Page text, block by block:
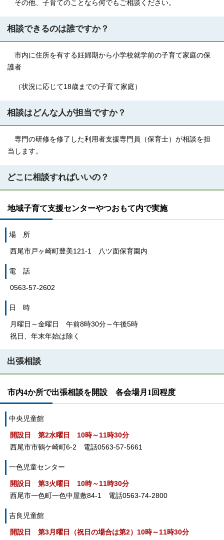
その他、子育てのことなら何でもご相談ください。
相談できるのは誰ですか？
市内に住所を有する妊婦期から小学校就学前の子育て家庭の保
護者
（状況に応じて18歳までの子育て家庭）
相談はどんな人が担当ですか？
専門の研修を修了した利用者支援専門員（保育士）が相談を担
当します。
どこに相談すればいいの？
地域子育て支援センターやつおもて内で実施
場 所
西尾市戸ヶ崎町豊美121-1 八ツ面保育園内
電 話
0563-57-2602
日 時
月曜日～金曜日 午前8時30分～午後5時
祝日、年末年始は除く
出張相談
市内4か所で出張相談を開設 各会場月1回程度
中央児童館
開設日 第2水曜日 10時～11時30分
西尾市市鶴ケ崎町6-2 電話0563-57-5661
一色児童センター
開設日 第3火曜日 10時～11時30分
西尾市一色町一色中屋敷84-1 電話0563-74-2800
吉良児童館
開設日 第3月曜日（祝日の場合は第2）10時～11時30分